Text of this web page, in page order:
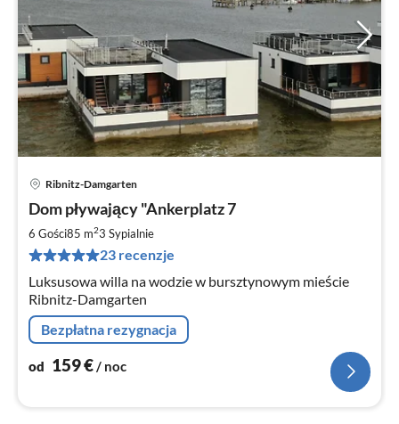
Ribnitz-Damgarten
Dom pływający "Ankerplatz 7
6 Gości85 m23 Sypialnie
23 recenzje
Luksusowa willa na wodzie w bursztynowym mieście
Ribnitz-Damgarten
Bezpłatna rezygnacja
od 159€/ noc